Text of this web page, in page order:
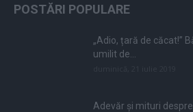
POSTĂRI POPULARE
„Adio, țară de căcat!”
umilit de...
Adevăr și mituri